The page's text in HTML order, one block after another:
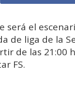
será el
de liga de la
de las 21:00
FS.